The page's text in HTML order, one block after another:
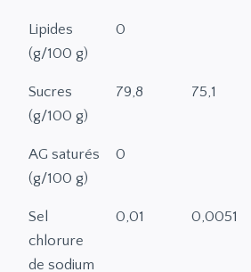
Lipides
(g/100 g)
0
Sucres
(g/100 g)
79,8 75,1
AG saturés
(g/100 g)
0
Sel
chlorure
de sodium
0,01 0,0051